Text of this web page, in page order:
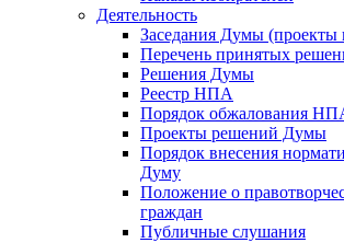
Деятельность
Заседания Думы (проекты
Перечень принятых
Решения Думы
Реестр НПА
Порядок обжалования
Проекты решений Думы
Порядок внесения
Думу
Положение о
граждан
Публичные слушания